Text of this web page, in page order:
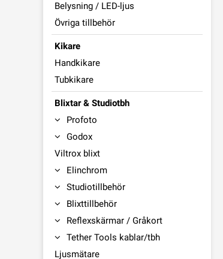
Belysning / LED-ljus
Övriga tillbehör
Kikare
Handkikare
Tubkikare
Blixtar & Studiotbh
Profoto
Godox
Viltrox blixt
Elinchrom
Studiotillbehör
Blixttillbehör
Reflexskärmar / Gråkort
Tether Tools kablar/tbh
Ljusmätare